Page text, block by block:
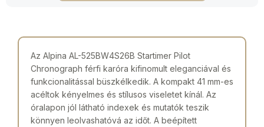
Az Alpina AL-525BW4S26B Startimer Pilot
Chronograph férfi karóra kifinomult eleganciával és
funkcionalitással büszkélkedik. A kompakt 41 mm-es
acéltok kényelmes és stílusos viseletet kínál. Az
óralapon jól látható indexek és mutatók teszik
könnyen leolvashatóvá az időt. A beépített